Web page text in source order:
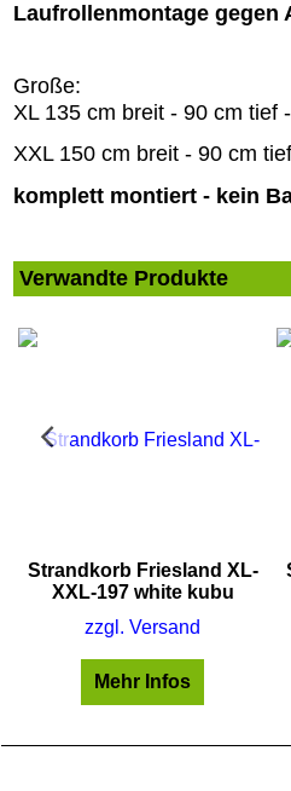
Laufrollenmontage gegen
Große:
XL 135 cm breit - 90 cm tief
XXL 150 cm breit - 90 cm
komplett montiert - kein
Verwandte Produkte
Strandkorb Friesland XL-
XXL-197 white kubu
zzgl. Versand
Mehr Infos